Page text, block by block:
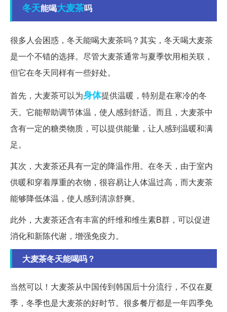
冬天能喝大麦茶吗
很多人会困惑，冬天能喝大麦茶吗？其实，冬天喝大麦茶
是一个不错的选择。尽管大麦茶通常与夏季饮用相关联，
但它在冬天同样有一些好处。
首先，大麦茶可以为身体提供温暖，特别是在寒冷的冬
天。它能帮助调节体温，使人感到舒适。而且，大麦茶中
含有一定的糖类物质，可以提供能量，让人感到温暖和满
足。
其次，大麦茶还具有一定的降温作用。在冬天，由于室内
供暖和穿着厚重的衣物，很容易让人体温过高，而大麦茶
能够降低体温，使人感到清凉舒爽。
此外，大麦茶还含有丰富的纤维和维生素B群，可以促进
消化和新陈代谢，增强免疫力。
大麦茶冬天能喝吗？
当然可以！大麦茶从中国传到韩国后十分流行，不仅在夏
季，冬季也是大麦茶的好时节。很多餐厅都是一年四季免